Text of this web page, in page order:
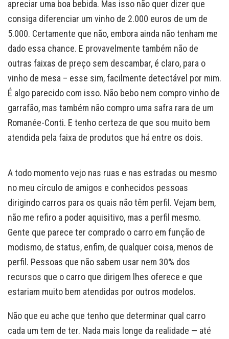
apreciar uma boa bebida. Mas isso não quer dizer que
consiga diferenciar um vinho de 2.000 euros de um de
5.000. Certamente que não, embora ainda não tenham me
dado essa chance. E provavelmente também não de
outras faixas de preço sem descambar, é claro, para o
vinho de mesa – esse sim, facilmente detectável por mim.
É algo parecido com isso. Não bebo nem compro vinho de
garrafão, mas também não compro uma safra rara de um
Romanée-Conti. E tenho certeza de que sou muito bem
atendida pela faixa de produtos que há entre os dois.
A todo momento vejo nas ruas e nas estradas ou mesmo
no meu círculo de amigos e conhecidos pessoas
dirigindo carros para os quais não têm perfil. Vejam bem,
não me refiro a poder aquisitivo, mas a perfil mesmo.
Gente que parece ter comprado o carro em função de
modismo, de status, enfim, de qualquer coisa, menos de
perfil. Pessoas que não sabem usar nem 30% dos
recursos que o carro que dirigem lhes oferece e que
estariam muito bem atendidas por outros modelos.
Não que eu ache que tenho que determinar qual carro
cada um tem de ter. Nada mais longe da realidade — até